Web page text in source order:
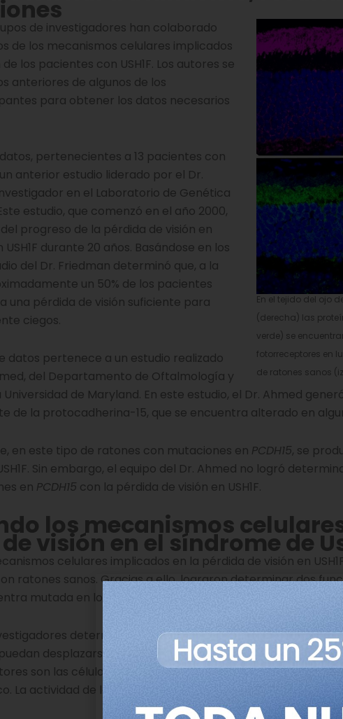
En el tejido del ojo
(derecha) las
verde) se
fotorreceptores en
de ratones sanos
de investigadores han colaborado
de los mecanismos celulares implicados
los pacientes con USH1F. Los autores se
anteriores de algunos de los
para obtener los datos necesarios
pertenecientes a 13 pacientes con
un anterior estudio liderado por el Dr.
en el Laboratorio de Genética
estudio, que comenzó en el año 2000,
progreso de la pérdida de visión en
durante 20 años. Basándose en los
del Dr. Friedman determinó que, a la
un 50% de los pacientes
una pérdida de visión suficiente para
ciegos.
datos pertenece a un estudio realizado
del Departamento de Oftalmología y
Universidad de Maryland. En este estudio, el Dr. Ahmed
de la protocadherina-15, que se encuentra alterado en
en este tipo de ratones con mutaciones en PCDH15, se
Sin embargo, el equipo del Dr. Ahmed no logró
en PCDH15 con la pérdida de visión en USH1F.
los mecanismos
visión en el síndrome de
celulares implicados en la pérdida de visión en
ratones sanos. Gracias a ello, lograron determinar dos
mutada en los ratones con USH1F, relacionadas con la
determinaron que la protocadherina-15 permite
desplazarse alrededor de los diferentes
son las células encargadas de detectar la luz y
La actividad de la protocadherina-15 en la retina estaría,